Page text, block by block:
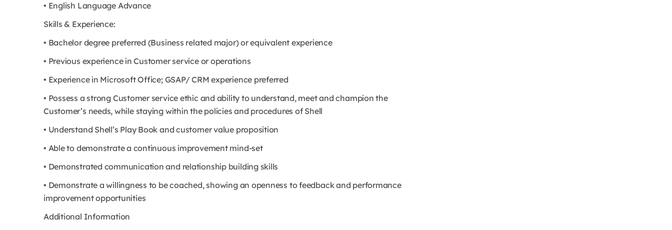
• English Language Advance
Skills & Experience:
• Bachelor degree preferred (Business related major) or equivalent experience
• Previous experience in Customer service or operations
• Experience in Microsoft Office; GSAP/ CRM experience preferred
• Possess a strong Customer service ethic and ability to understand, meet and champion the
Customer’s needs, while staying within the policies and procedures of Shell
• Understand Shell’s Play Book and customer value proposition
• Able to demonstrate a continuous improvement mind-set
• Demonstrated communication and relationship building skills
• Demonstrate a willingness to be coached, showing an openness to feedback and performance
improvement opportunities
Additional Information